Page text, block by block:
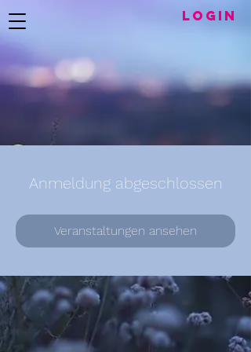
LogIN
Anmeldung abgeschlossen
Veranstaltungen ansehen